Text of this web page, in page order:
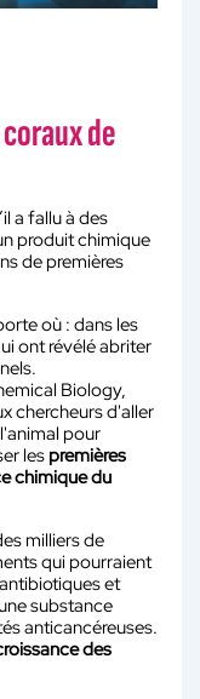
de
a fallu à des
produit chimique
de premières
où : dans les
ont révélé abriter
Biology,
chercheurs d'aller
pour
les premières
chimique du
milliers de
qui pourraient
et
substance
anticancéreuses.
des